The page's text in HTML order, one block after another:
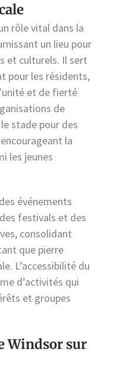
rôle vital dans la
un lieu pour
et culturels. Il sert
pour les résidents,
et de fierté
de
stade pour des
la
les jeunes
événements
festivals et des
consolidant
que pierre
L’accessibilité du
d’activités qui
et groupes
Windsor sur